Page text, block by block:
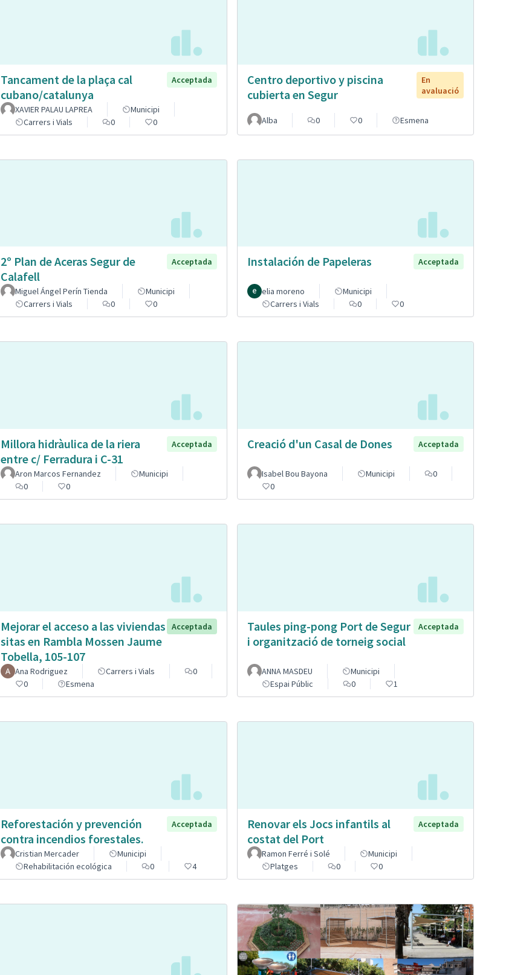
Tancament de la plaça cal
cubano/catalunya
Acceptada
XAVIER PALAU LAPREA
Municipi
Carrers i Vials
0 0
Centro deportivo y piscina
cubierta en Segur
En
avaluació
Alba 0 0 Esmena
2º Plan de Aceras Segur de
Calafell
Acceptada
Miguel Ángel Perín Tienda
Municipi
Carrers i Vials
0 0
Instalación de Papeleras Acceptada
elia moreno
Municipi
Carrers i Vials
0 0
Millora hidràulica de la riera
entre c/ Ferradura i C-31
Acceptada
Aron Marcos Fernandez
Municipi
0
0
Creació d'un Casal de Dones Acceptada
Isabel Bou Bayona Municipi
0
0
Mejorar el acceso a las viviendas
sitas en Rambla Mossen Jaume
Tobella, 105-107
Acceptada
Ana Rodriguez Carrers i Vials
0
0
Esmena
Taules ping-pong Port de Segur
i organització de torneig social
Acceptada
ANNA MASDEU
Municipi
Espai Públic
0 1
Reforestación y prevención
contra incendios forestales.
Acceptada
Cristian Mercader
Municipi
Rehabilitación ecológica
0 4
Renovar els Jocs infantils al
costat del Port
Acceptada
Ramon Ferré i Solé
Municipi
Platges
0 0